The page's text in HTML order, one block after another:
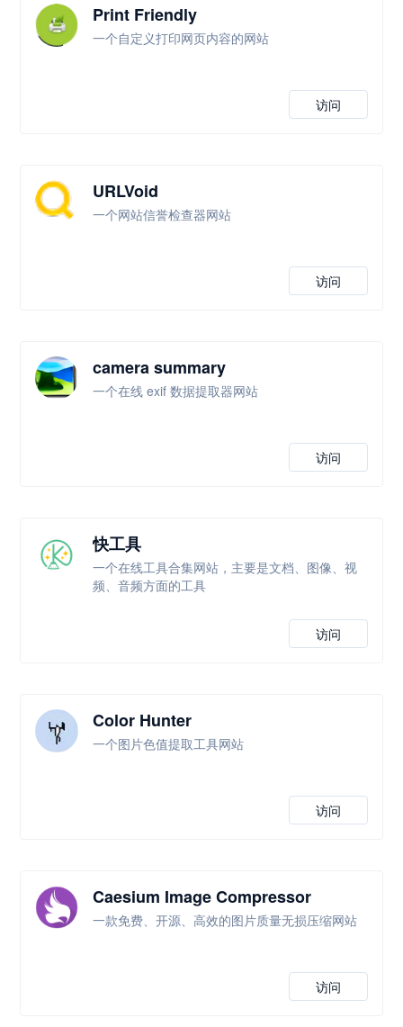
Print Friendly
一个自定义打印网页内容的网站
访问
URLVoid
一个网站信誉检查器网站
访问
camera summary
一个在线 exif 数据提取器网站
访问
快工具
一个在线工具合集网站，主要是文档、图像、视
频、音频方面的工具
访问
Color Hunter
一个图片色值提取工具网站
访问
Caesium Image Compressor
一款免费、开源、高效的图片质量无损压缩网站
访问